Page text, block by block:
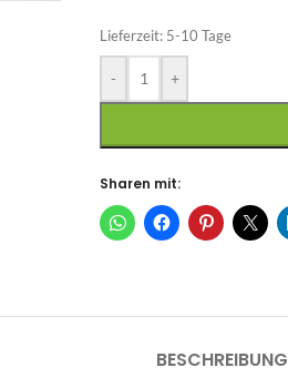
Lieferzeit: 5-10 Tage
- +
Sharen mit:
BESCHREIBUNG